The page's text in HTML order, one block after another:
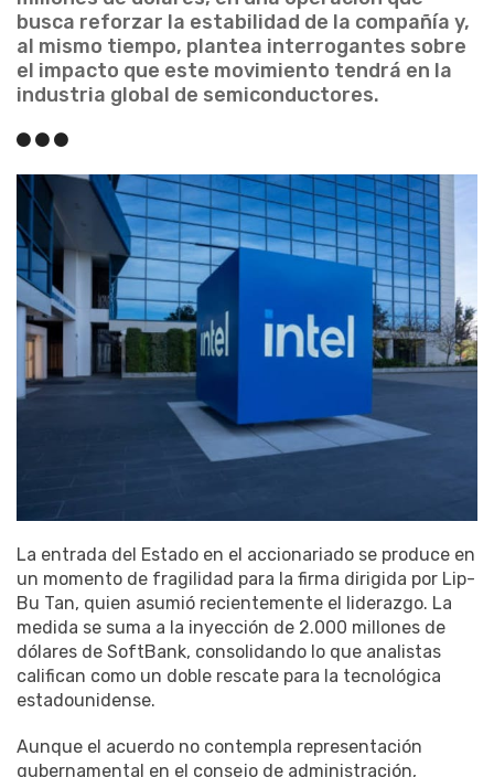
busca reforzar la estabilidad de la compañía y,
al mismo tiempo, plantea interrogantes sobre
el impacto que este movimiento tendrá en la
industria global de semiconductores.
La entrada del Estado en el accionariado se produce en
un momento de fragilidad para la firma dirigida por Lip-
Bu Tan, quien asumió recientemente el liderazgo. La
medida se suma a la inyección de 2.000 millones de
dólares de SoftBank, consolidando lo que analistas
califican como un doble rescate para la tecnológica
estadounidense.
Aunque el acuerdo no contempla representación
gubernamental en el consejo de administración,